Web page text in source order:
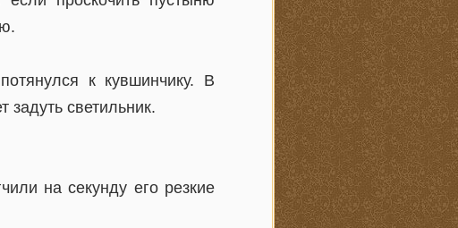
к кувшинчику. В
светильник.
на секунду его резкие